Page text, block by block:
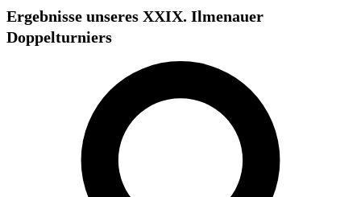
Ergebnisse unseres XXIX. Ilmenauer
Doppelturniers